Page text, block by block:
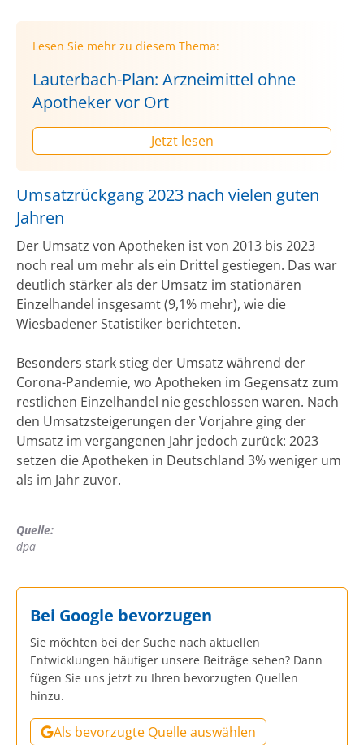
Lesen Sie mehr zu diesem Thema:
Lauterbach-Plan: Arzneimittel ohne
Apotheker vor Ort
Jetzt lesen
Umsatzrückgang 2023 nach vielen guten
Jahren
Der Umsatz von Apotheken ist von 2013 bis 2023
noch real um mehr als ein Drittel gestiegen. Das war
deutlich stärker als der Umsatz im stationären
Einzelhandel insgesamt (9,1% mehr), wie die
Wiesbadener Statistiker berichteten.
Besonders stark stieg der Umsatz während der
Corona-Pandemie, wo Apotheken im Gegensatz zum
restlichen Einzelhandel nie geschlossen waren. Nach
den Umsatzsteigerungen der Vorjahre ging der
Umsatz im vergangenen Jahr jedoch zurück: 2023
setzen die Apotheken in Deutschland 3% weniger um
als im Jahr zuvor.
Quelle:
dpa
Bei Google bevorzugen
Sie möchten bei der Suche nach aktuellen
Entwicklungen häufiger unsere Beiträge sehen? Dann
fügen Sie uns jetzt zu Ihren bevorzugten Quellen
hinzu.
Als bevorzugte Quelle auswählen